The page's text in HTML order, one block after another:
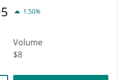
1.50%
Volume
$8